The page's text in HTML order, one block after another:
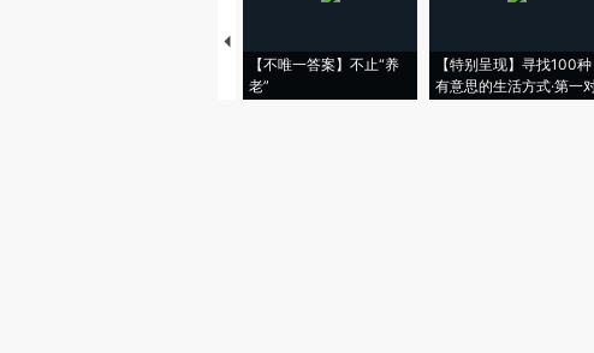
【不唯一答案】不止“养
老”
【特别呈现】寻找100种
有意思的生活方式·第一